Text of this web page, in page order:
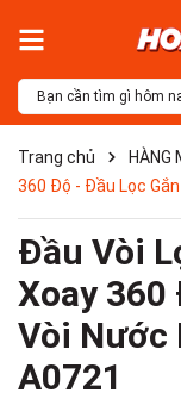
Trang chủ HÀNG
360 Độ - Đầu Lọc
Đầu Vòi
Xoay 360
Vòi Nước
A0721